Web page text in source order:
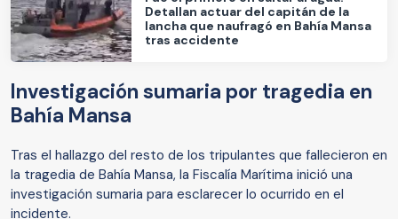
Detallan actuar del capitán de la
lancha que naufragó en Bahía Mansa
tras accidente
Investigación sumaria por tragedia en
Bahía Mansa
Tras el hallazgo del resto de los tripulantes que fallecieron en
la tragedia de Bahía Mansa, la Fiscalía Marítima inició una
investigación sumaria para esclarecer lo ocurrido en el
incidente.